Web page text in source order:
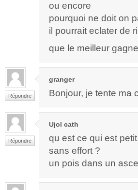
ou encore
pourquoi ne doit on
il pourrait eclater de
que le meilleur gagne
Répondre
granger
Bonjour, je tente ma
Répondre
Ujol cath
qu est ce qui est
sans effort ?
un pois dans un